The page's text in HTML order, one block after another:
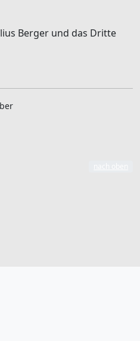
Berger und das Dritte